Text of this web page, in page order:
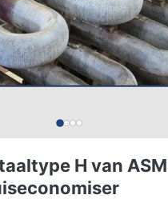
H van